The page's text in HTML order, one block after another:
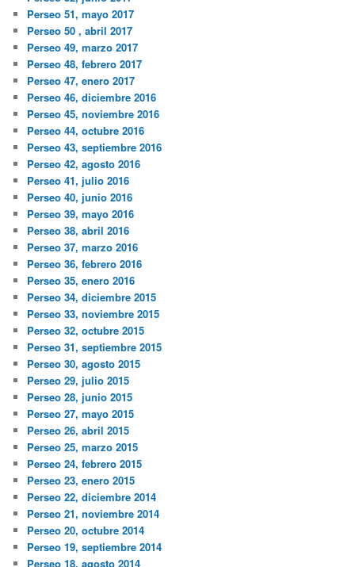
Perseo 51, mayo 2017
Perseo 50 , abril 2017
Perseo 49, marzo 2017
Perseo 48, febrero 2017
Perseo 47, enero 2017
Perseo 46, diciembre 2016
Perseo 45, noviembre 2016
Perseo 44, octubre 2016
Perseo 43, septiembre 2016
Perseo 42, agosto 2016
Perseo 41, julio 2016
Perseo 40, junio 2016
Perseo 39, mayo 2016
Perseo 38, abril 2016
Perseo 37, marzo 2016
Perseo 36, febrero 2016
Perseo 35, enero 2016
Perseo 34, diciembre 2015
Perseo 33, noviembre 2015
Perseo 32, octubre 2015
Perseo 31, septiembre 2015
Perseo 30, agosto 2015
Perseo 29, julio 2015
Perseo 28, junio 2015
Perseo 27, mayo 2015
Perseo 26, abril 2015
Perseo 25, marzo 2015
Perseo 24, febrero 2015
Perseo 23, enero 2015
Perseo 22, diciembre 2014
Perseo 21, noviembre 2014
Perseo 20, octubre 2014
Perseo 19, septiembre 2014
Perseo 18, agosto 2014